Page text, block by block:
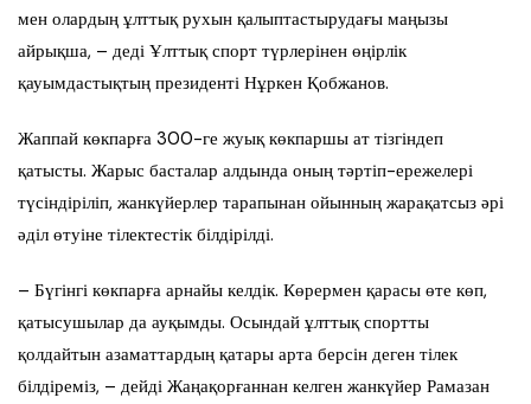
мен олардың ұлттық рухын қалыптастырудағы маңызы
айрықша, – деді Ұлттық спорт түрлерінен өңірлік
қауымдастықтың президенті Нұркен Қобжанов.
Жаппай көкпарға 300-ге жуық көкпаршы ат тізгіндеп
қатысты. Жарыс басталар алдында оның тәртіп-ережелері
түсіндіріліп, жанкүйерлер тарапынан ойынның жарақатсыз әрі
әділ өтуіне тілектестік білдірілді.
– Бүгінгі көкпарға арнайы келдік. Көрермен қарасы өте көп,
қатысушылар да ауқымды. Осындай ұлттық спортты
қолдайтын азаматтардың қатары арта берсін деген тілек
білдіреміз, – дейді Жаңақорғаннан келген жанкүйер Рамазан